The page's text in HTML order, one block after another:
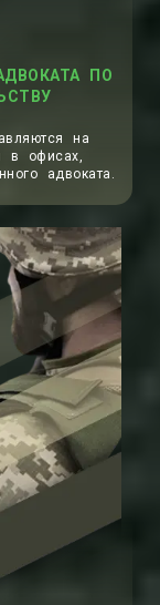
ПО
на
в офисах,
адвоката.